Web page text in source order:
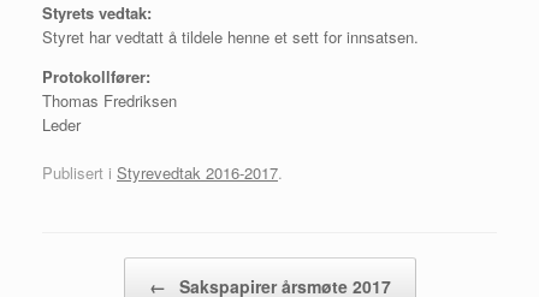
Styrets vedtak:
Styret har vedtatt å tildele henne et sett for innsatsen.
Protokollfører:
Thomas Fredriksen
Leder
Publisert i Styrevedtak 2016-2017.
← Sakspapirer årsmøte 2017